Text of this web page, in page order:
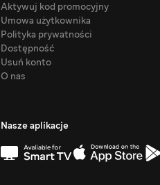
Aktywuj kod promocyjny
Umowa użytkownika
Polityka prywatności
Dostępność
Usuń konto
O nas
Nasze aplikacje